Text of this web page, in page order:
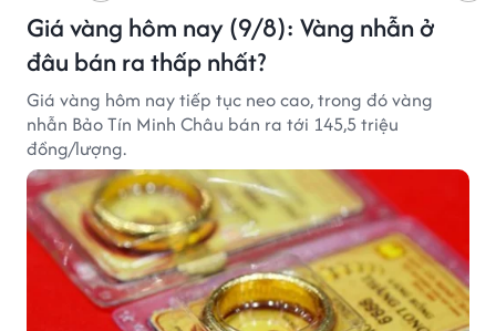
Giá vàng hôm nay (9/8): Vàng nhẫn ở
đâu bán ra thấp nhất?
Giá vàng hôm nay tiếp tục neo cao, trong đó vàng
nhẫn Bảo Tín Minh Châu bán ra tới 145,5 triệu
đồng/lượng.